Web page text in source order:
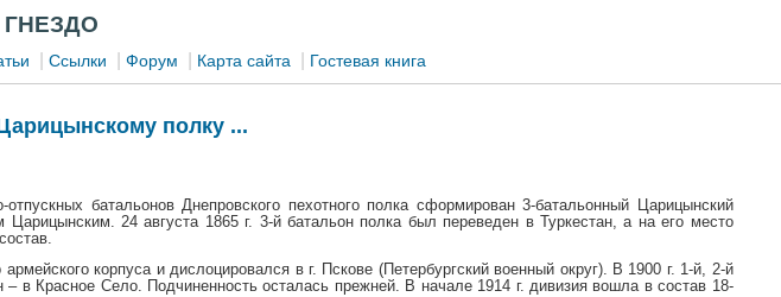
Ссылки Форум Карта сайта Гостевая книга
полку ...
батальонов Днепровского пехотного полка сформирован 3-батальонный Царицынский
24 августа 1865 г. 3-й батальон полка был переведен в Туркестан, а на его место
корпуса и дислоцировался в г. Пскове (Петербургский военный округ). В 1900 г. 1-й, 2-й
в Красное Село. Подчиненность осталась прежней. В начале 1914 г. дивизия вошла в состав 18-